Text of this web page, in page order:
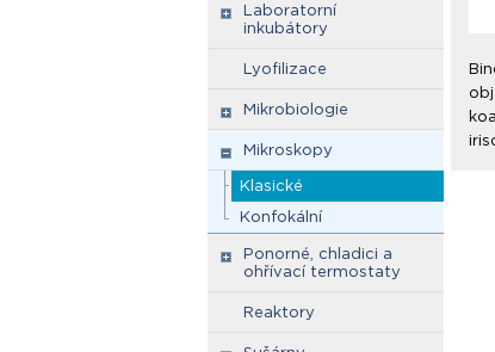
Laboratorní
inkubátory
Lyofilizace
Mikrobiologie
Mikroskopy
Klasické
Konfokální
Ponorné, chladici a
ohřívací termostaty
Reaktory